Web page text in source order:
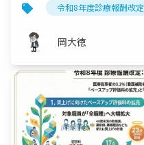
令和8年度診療報酬改定
岡大徳